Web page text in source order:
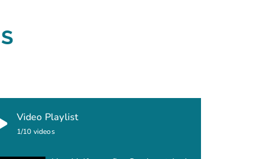
Video Playlist
1/10 videos